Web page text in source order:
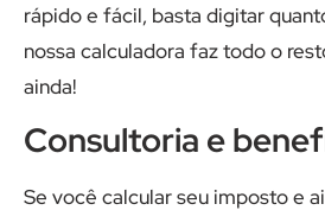
rápido e fácil, basta digitar
nossa calculadora faz todo o
ainda!
Consultoria e
Se você calcular seu imposto e